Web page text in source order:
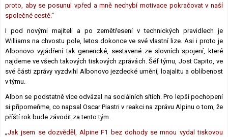
proto, aby se posunul vpřed a mně nechybí motivace pokračovat v naší
společné cestě.“
I pod novými majiteli a po zemětřesení v technických pravidlech je
Williams na chvostu pole, letos dokonce ve své vlastní lize. Asi i proto je
Albonovo vyjádření tak generické, sestavené ze slovních spojení, které
najdeme ve všech takových tiskových zprávách. Šéf týmu, Jost Capito, ve
své části zprávy vyzdvihl Albonovo jezdecké umění, loajalitu a oblíbenost
v týmu.
Albon se podstatně více odvázal na sociálních sítích. Pro lepší pochopení
si připomeňme, co napsal Oscar Piastri v reakci na zprávu Alpinu o tom, že
příští rok bude závodit za tento tým.
„Jak jsem se dozvěděl, Alpine F1 bez dohody se mnou vydal tiskovou